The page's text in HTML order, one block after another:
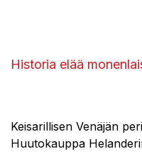
Historia elää
Keisarillisen Venäjän
Huutokauppa